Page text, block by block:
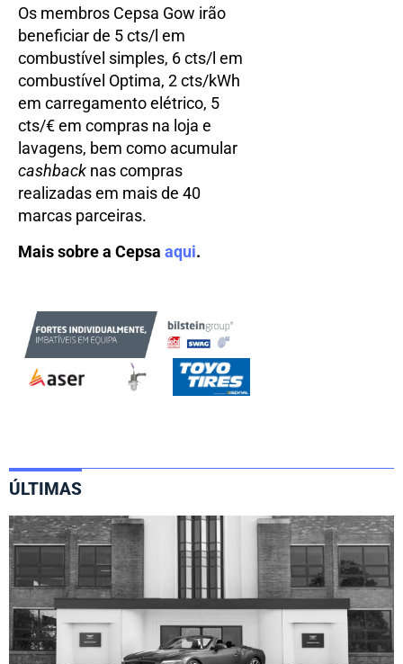
Os membros Cepsa Gow irão
beneficiar de 5 cts/l em
combustível simples, 6 cts/l em
combustível Optima, 2 cts/kWh
em carregamento elétrico, 5
cts/€ em compras na loja e
lavagens, bem como acumular
cashback nas compras
realizadas em mais de 40
marcas parceiras.
Mais sobre a Cepsa aqui.
ÚLTIMAS